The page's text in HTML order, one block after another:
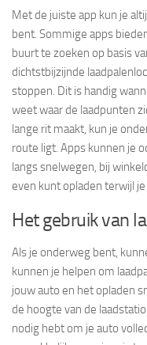
Met de juiste app kun je
bent. Sommige apps
buurt te zoeken op basis
dichtstbijzijnde
stoppen. Dit is handig
weet waar de laadpunten
lange rit maakt, kun je
route ligt. Apps kunnen je
langs snelwegen, bij
even kunt opladen terwijl
Het gebruik van
Als je onderweg bent,
kunnen je helpen om
jouw auto en het opladen
de hoogte van de
nodig hebt om je auto